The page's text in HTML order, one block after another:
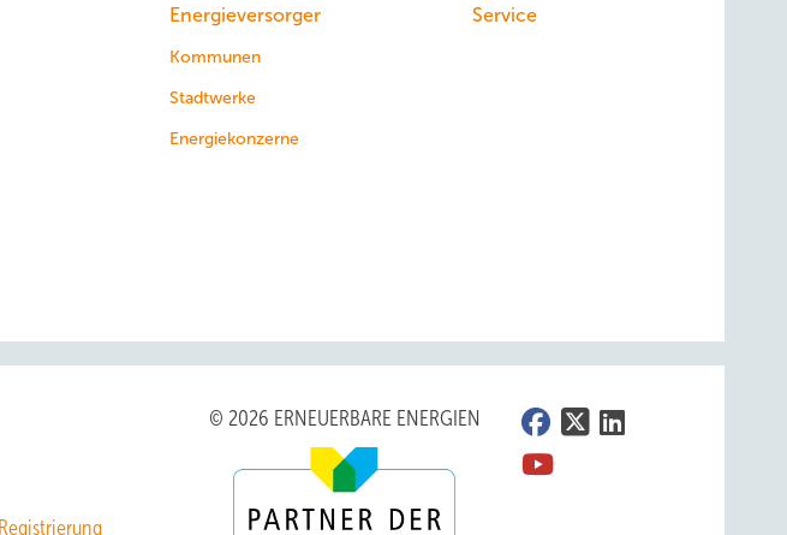
Energieversorger
Kommunen
Stadtwerke
Energiekonzerne
Service
© 2026 ERNEUERBARE ENERGIEN